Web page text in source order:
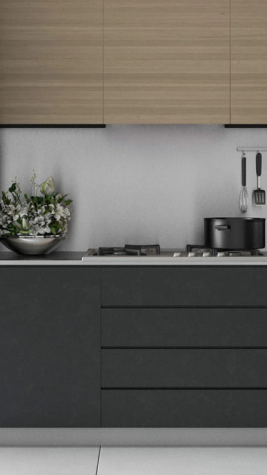
Tehnomedia
O nama
Naše prodavnice
Korisnički servis